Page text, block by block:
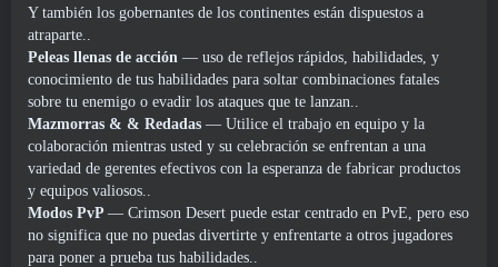
Y también los gobernantes de los continentes están dispuestos a
atraparte..
Peleas llenas de acción — uso de reflejos rápidos, habilidades, y
conocimiento de tus habilidades para soltar combinaciones fatales
sobre tu enemigo o evadir los ataques que te lanzan..
Mazmorras & & Redadas — Utilice el trabajo en equipo y la
colaboración mientras usted y su celebración se enfrentan a una
variedad de gerentes efectivos con la esperanza de fabricar productos
y equipos valiosos..
Modos PvP — Crimson Desert puede estar centrado en PvE, pero eso
no significa que no puedas divertirte y enfrentarte a otros jugadores
para poner a prueba tus habilidades..